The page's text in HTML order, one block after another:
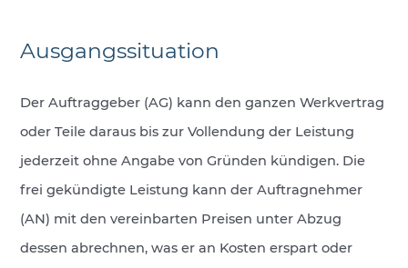
Ausgangssituation
Der Auftraggeber (AG) kann den ganzen Werkvertrag
oder Teile daraus bis zur Vollendung der Leistung
jederzeit ohne Angabe von Gründen kündigen. Die
frei gekündigte Leistung kann der Auftragnehmer
(AN) mit den vereinbarten Preisen unter Abzug
dessen abrechnen, was er an Kosten erspart oder